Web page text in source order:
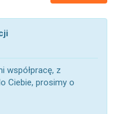
współpracę, z
Ciebie, prosimy o